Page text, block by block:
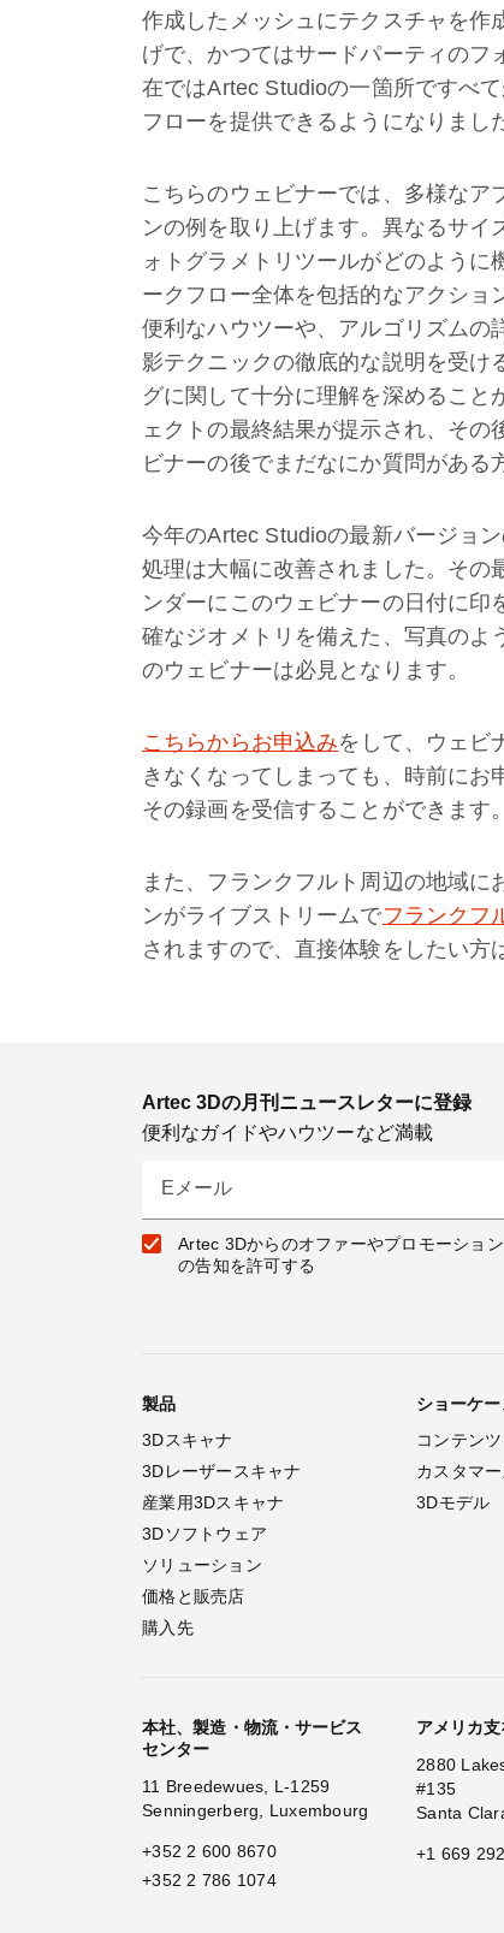
作成したメッシュにテクスチャを
げで、かつてはサードパーティの
在ではArtec Studioの一箇所ですべ
フローを提供できるようになりまし
こちらのウェビナーでは、多様なア
ンの例を取り上げます。異なるサ
ォトグラメトリツールがどのよう
ークフロー全体を包括的なアクシ
便利なハウツーや、アルゴリズムの
影テクニックの徹底的な説明を受け
グに関して十分に理解を深めるこ
ェクトの最終結果が提示され、そ
ビナーの後でまだなにか質問がある
今年のArtec Studioの最新バージョ
処理は大幅に改善されました。その
ンダーにこのウェビナーの日付に
確なジオメトリを備えた、写真のよ
のウェビナーは必見となります。
こちらからお申込みをして、ウェビ
きなくなってしまっても、時前に
その録画を受信することができます。
また、フランクフルト周辺の地域に
ンがライブストリームでフランクフ
されますので、直接体験をしたい方
Artec 3Dの月刊ニュースレターに登録
便利なガイドやハウツーなど満載
Eメール
Artec 3Dからのオファーやプロモーション
の告知を許可する
製品
3Dスキャナ
3Dレーザースキャナ
産業用3Dスキャナ
3Dソフトウェア
ソリューション
価格と販売店
購入先
ショーケー
コンテン
カスタマ
3Dモデル
本社、製造・物流・サービス
センター
11 Breedewues, L-1259
Senningerberg, Luxembourg
+352 2 600 8670
+352 2 786 1074
アメリカ
2880
#135
Santa
+1 669